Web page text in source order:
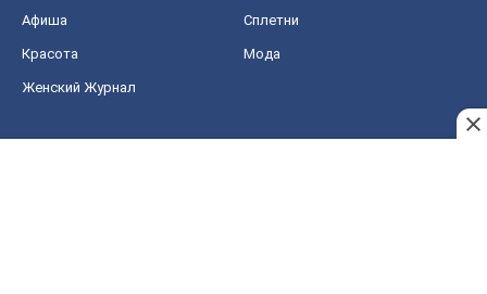
Афиша Сплетни
Красота Мода
Женский Журнал